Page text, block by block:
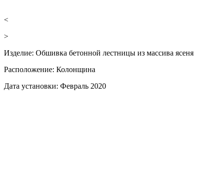
<
>
Изделие: Обшивка бетонной лестницы из массива ясеня
Расположение: Колонщина
Дата установки: Февраль 2020